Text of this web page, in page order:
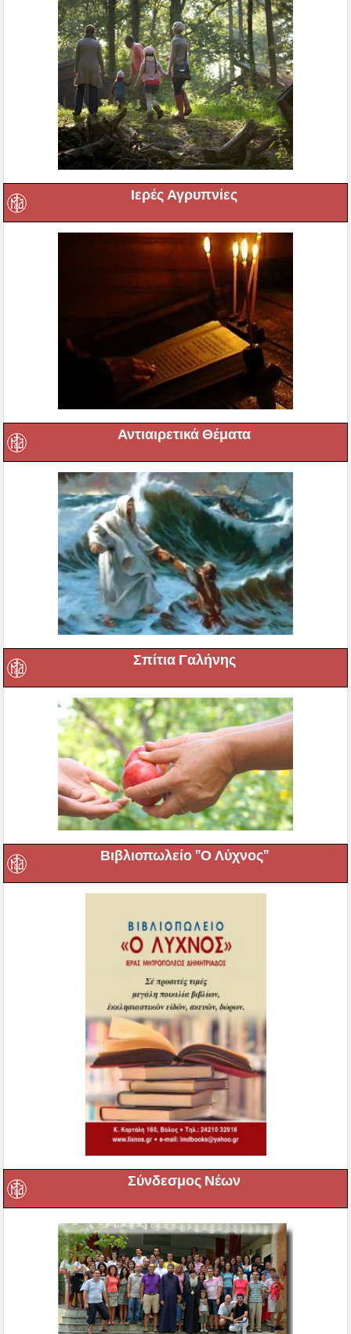
Ιερές Αγρυπνίες
Αντιαιρετικά Θέματα
Σπίτια Γαλήνης
Βιβλιοπωλείο ”Ο Λύχνος”
Σύνδεσμος Νέων